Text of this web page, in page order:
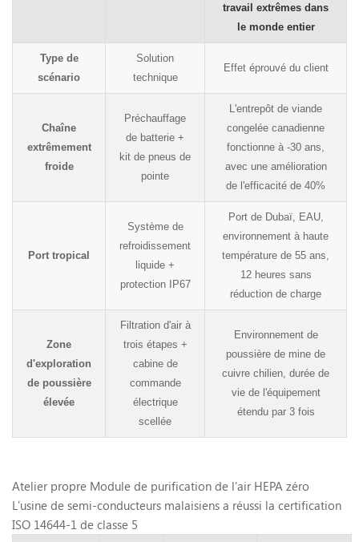
travail extrêmes dans
le monde entier
Type de
scénario
Solution
technique
Effet éprouvé du client
Chaîne
extrêmement
froide
Préchauffage
de batterie +
kit de pneus de
pointe
L'entrepôt de viande
congelée canadienne
fonctionne à -30 ans,
avec une amélioration
de l'efficacité de 40%
Port tropical
Système de
refroidissement
liquide +
protection IP67
Port de Dubaï, EAU,
environnement à haute
température de 55 ans,
12 heures sans
réduction de charge
Zone
d'exploration
de poussière
élevée
Filtration d'air à
trois étapes +
cabine de
commande
électrique
scellée
Environnement de
poussière de mine de
cuivre chilien, durée de
vie de l'équipement
étendu par 3 fois
Atelier propre Module de purification de l'air HEPA zéro
L'usine de semi-conducteurs malaisiens a réussi la certification
ISO 14644-1 de classe 5